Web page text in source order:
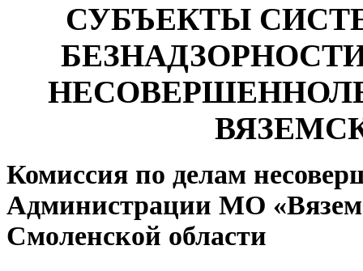
СУБЪЕКТЫ
Комиссия по делам
Администрации МО
Смоленской области